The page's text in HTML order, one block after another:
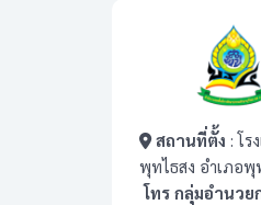
สถานที่ตั้ง : โ
พุทไธสง อำเภอพุ
โทร กลุ่มอำนวย